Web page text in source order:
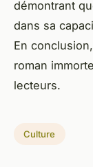
démontrant
dans sa
En
roman
lecteurs.
Culture